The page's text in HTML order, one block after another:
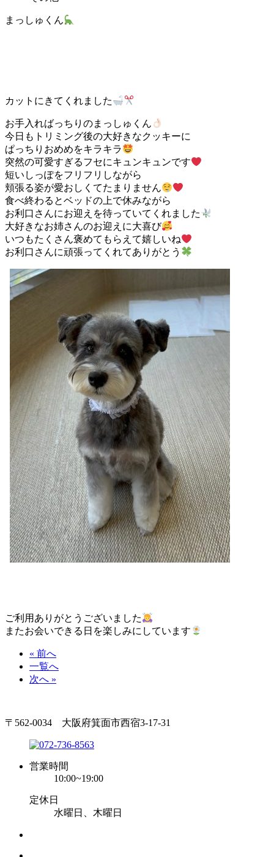
まっしゅくん
カットにきてくれました
お手入ればっちりのまっしゅくん
今日もトリミング後の大好きなクッキーに
ぱっちりおめめをキラキラ
突然の可愛すぎるフセにキュンキュンです
短いしっぽをフリフリしながら
頬張る姿が愛おしくてたまりません
食べ終わるとベッドの上で休みながら
お利口さんにお迎えを待っていてくれました
大好きなお姉さんのお迎えに大喜び
いつもたくさん褒めてもらえて嬉しいね
お利口さんに頑張ってくれてありがとう
ご利用ありがとうございました
またお会いできる日を楽しみにしています
« 前へ
一覧へ
次へ »
〒562-0034 大阪府箕面市西宿3-17-31
営業時間
10:00~19:00
定休日
水曜日、木曜日